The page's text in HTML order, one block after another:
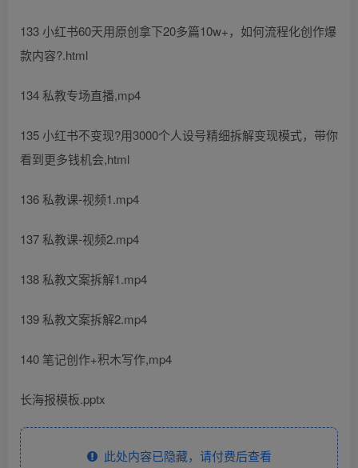
133 小红书60天用原创拿下20多篇10w+，如何流程化创作爆
款内容?.html
134 私教专场直播,mp4
135 小红书不变现?用3000个人设号精细拆解变现模式，带你
看到更多钱机会,html
136 私教课-视频1.mp4
137 私教课-视频2.mp4
138 私教文案拆解1.mp4
139 私教文案拆解2.mp4
140 笔记创作+积木写作,mp4
长海报模板.pptx
此处内容已隐藏，请付费后查看